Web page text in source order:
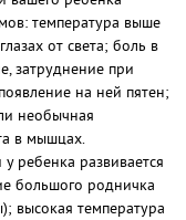
температура выше
от света; боль в
затруднение при
на ней пятен;
необычная
в мышцах.
ребенка развивается
большого родничка
высокая температура